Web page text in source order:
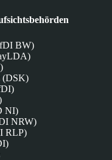
BW)
(DSK)
NI)
NRW)
RLP)